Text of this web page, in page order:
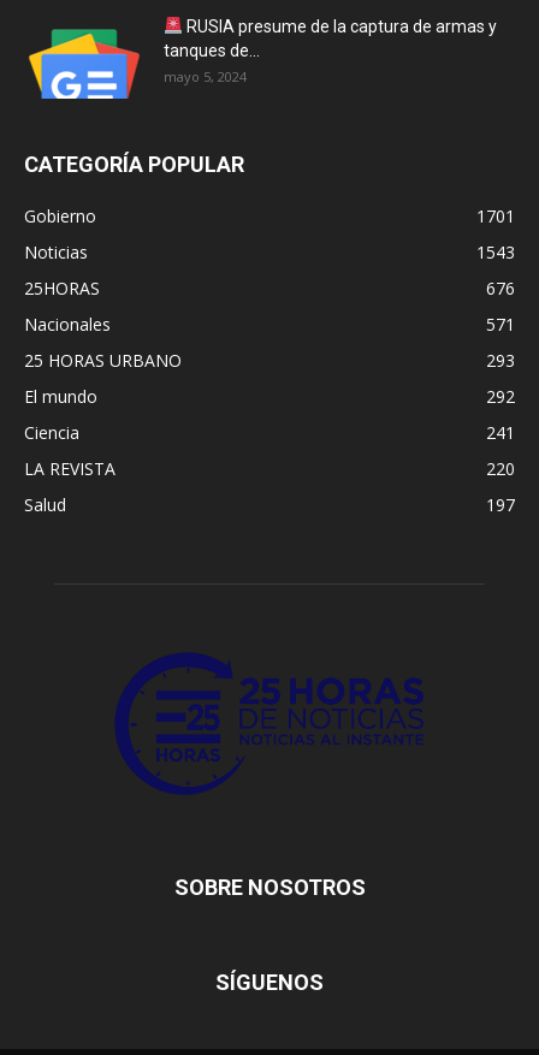
RUSIA presume de la captura de armas y
tanques de...
mayo 5, 2024
CATEGORÍA POPULAR
Gobierno
1701
Noticias
1543
25HORAS
676
Nacionales
571
25 HORAS URBANO
293
El mundo
292
Ciencia
241
LA REVISTA
220
Salud
197
SOBRE NOSOTROS
SÍGUENOS